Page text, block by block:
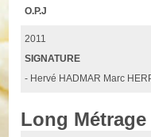
O.P.J
2011
SIGNATURE
- Hervé HADMAR Marc
Long Métrage